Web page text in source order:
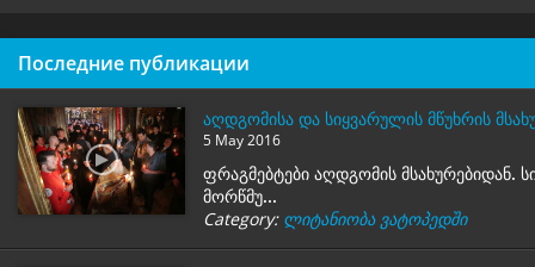
Последние публикации
აღდგომისა და სიყვარულის მწუხრის
5 May 2016
ფრაგმებტები აღდგომის მსახურებიდან.
მორწმუ...
Category: ლიტანიობა ვატოპედში